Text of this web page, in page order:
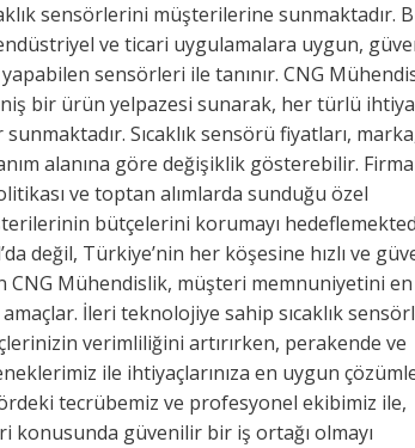
sensörlerini müşterilerine sunmaktadır.
ve ticari uygulamalara uygun,
sensörleri ile tanınır. CNG
bir ürün yelpazesi sunarak, her türlü
Sıcaklık sensörü fiyatları,
alanına göre değişiklik gösterebilir.
ve toptan alımlarda sunduğu özel
bütçelerini korumayı
değil, Türkiye’nin her köşesine hızlı ve
CNG Mühendislik, müşteri memnuniyetini
İleri teknolojiye sahip sıcaklık
verimliliğini artırırken, perakende ve
ile ihtiyaçlarınıza en uygun
tecrübemiz ve profesyonel ekibimiz ile,
konusunda güvenilir bir iş ortağı olmayı